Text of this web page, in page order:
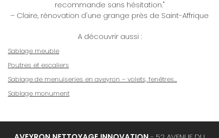
recommande sans hésitation."
– Claire, rénovation d'une grange près de Saint-Affrique
A découvrir aussi :
Sablage meuble
Poutres et escaliers
Sablage de menuiseries en aveyron – volets, fenêtres...
Sablage monument